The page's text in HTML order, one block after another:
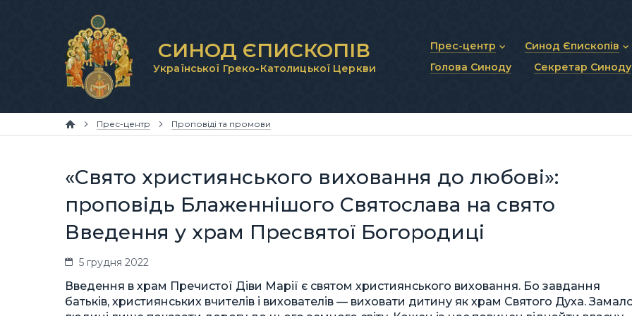
СИНОД ЄПИСКОПІВ
Української Греко-Католицької Церкви
Прес-центр
Новини та анонси
Синод Єпископів
Статут Синоду
Синодальні органи
Голова Синоду Секретар Синоду
Прес-центр Проповіді та промови
«Свято християнського виховання до любові»:
проповідь Блаженнішого Святослава на свято
Введення у храм Пресвятої Богородиці
5 грудня 2022
Введення в храм Пречистої Діви Марії є святом християнського виховання. Бо завдання
батьків, християнських вчителів і вихователів — виховати дитину як храм Святого Духа.